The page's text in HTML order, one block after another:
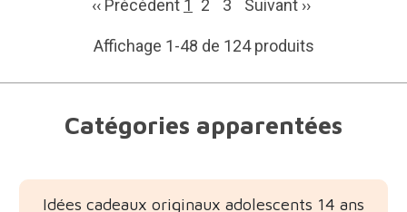
‹‹ Précédent 1 2 3 Suivant ››
Affichage 1-48 de 124 produits
Catégories apparentées
Idées cadeaux originaux adolescents 14 ans